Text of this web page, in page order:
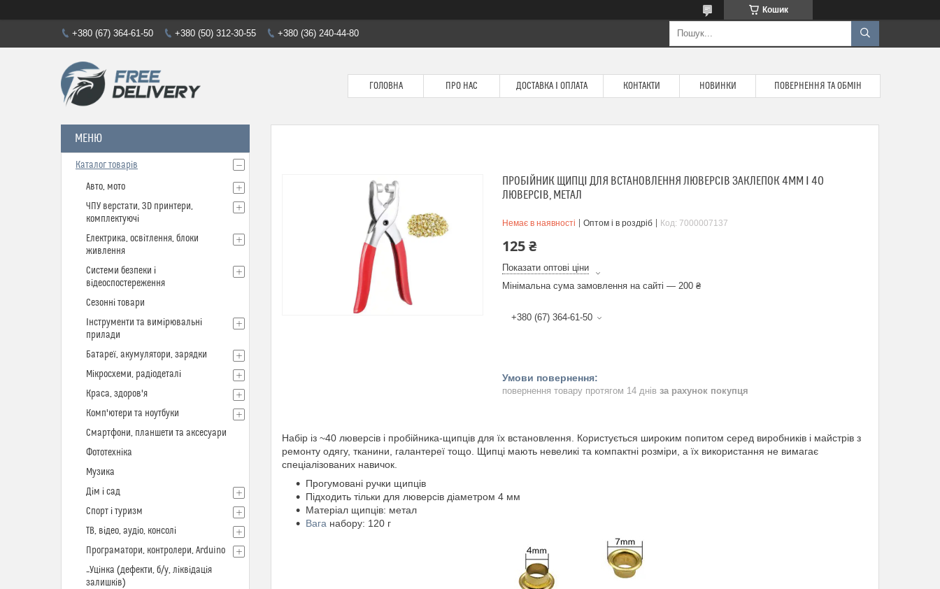
Кошик
+380 (67) 364-61-50 +380 (50) 312-30-55 +380 (36) 240-44-80
ГОЛОВНА ПРО НАС ДОСТАВКА І ОПЛАТА КОНТАКТИ НОВИНКИ ПОВЕРНЕННЯ ТА ОБМІН
ПРОБІЙНИК ЩИПЦІ ДЛЯ ВСТАНОВЛЕННЯ ЛЮВЕРСІВ ЗАКЛЕПОК 4ММ І 40
ЛЮВЕРСІВ, МЕТАЛ
Немає в наявності Оптом і в роздріб Код: 7000007137
125 ₴
Показати оптові ціни
Мінімальна сума замовлення на сайті — 200 ₴
+380 (67) 364-61-50
повернення товару протягом 14 днів за рахунок покупця
Набір із ~40 люверсів і пробійника-щипців для їх встановлення. Користується широким попитом серед виробників і майстрів з
ремонту одягу, тканини, галантереї тощо. Щипці мають невеликі та компактні розміри, а їх використання не вимагає
спеціалізованих навичок.
Прогумовані ручки щипців
Підходить тільки для люверсів діаметром 4 мм
Матеріал щипців: метал
Вага набору: 120 г
Каталог товарів
Авто, мото
ЧПУ верстати, 3D принтери,
комплектуючі
Електрика, освітлення, блоки
живлення
Системи безпеки і
відеоспостереження
Сезонні товари
Інструменти та вимірювальні
прилади
Батареї, акумулятори, зарядки
Мікросхеми, радіодеталі
Краса, здоров'я
Комп'ютери та ноутбуки
Смартфони, планшети та аксесуари
Фототехніка
Музика
Дім і сад
Спорт і туризм
ТВ, відео, аудіо, консолі
Програматори, контролери, Arduino
_Уцінка (дефекти, б/у, ліквідація
залишків)